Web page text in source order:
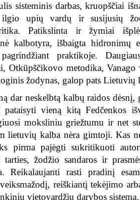
sisteminis darbas, kruopščiai
upių vardų ir susijusių
Patikslinta ir žymiai
kalbotyra, išbaigta hidronimų
praktikoje.
Otkūpščikovo metodika, Vanago
žodynas, galop pats Lietuvių
dar neskelbtą kalbų raidos
pataisyti vieną kitą Fedčenkos
moksliniu griežtumu ir net
lietuvių kalba nėra gimtoji. Kas
pirma pajėgti sukritikuoti
žodžio sandaros ir
Reikalaujanti rasti pradinį
reiškiantį tekėjimo
vietovardžių darybos sistemą.